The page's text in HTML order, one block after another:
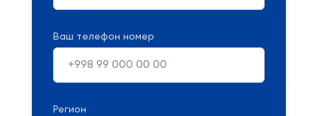
Ваш телефон номер
Регион